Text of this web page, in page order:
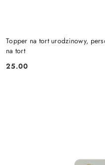
Topper na tort urodzinowy,
na tort
Cena:
25.00